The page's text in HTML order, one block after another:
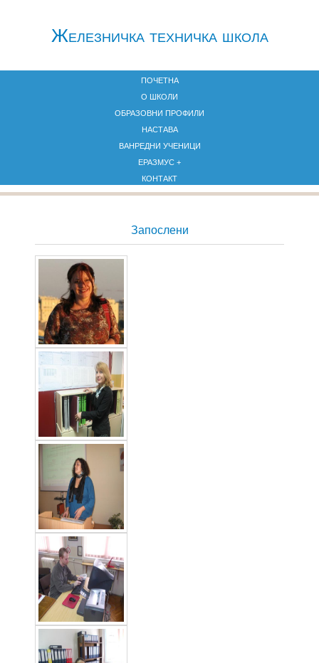
Железничкa техничка школа
ПОЧЕТНА
О ШКОЛИ
ОБРАЗОВНИ ПРОФИЛИ
НАСТАВА
ВАНРЕДНИ УЧЕНИЦИ
ЕРАЗМУС +
КОНТАКТ
Запослени